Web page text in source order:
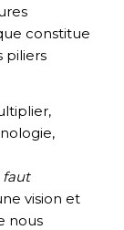
constitue
piliers
faut
vision et
nous